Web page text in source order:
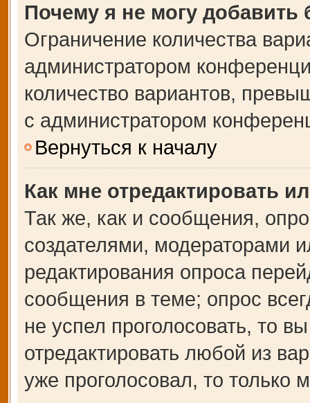
Почему я не могу добавить
Ограничение количества
администратором
количество вариантов,
с администратором
Вернуться к началу
Как мне отредактировать
Так же, как и сообщения,
создателями, модераторами
редактирования опроса
сообщения в теме; опрос
не успел проголосовать, то
отредактировать любой из
уже проголосовал, то только